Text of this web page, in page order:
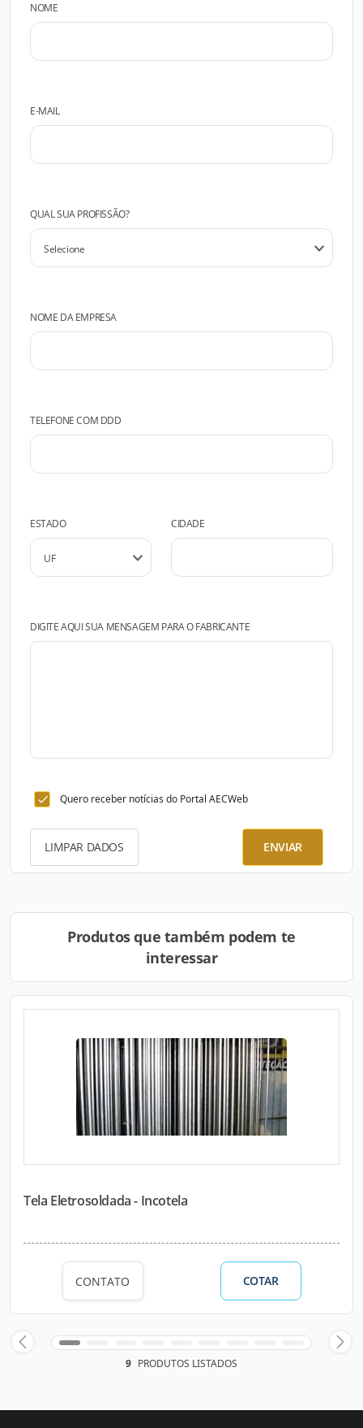
NOME
E-MAIL
QUAL SUA PROFISSÃO?
NOME DA EMPRESA
TELEFONE COM DDD
ESTADO CIDADE
DIGITE AQUI SUA MENSAGEM PARA O FABRICANTE
Quero receber notícias do Portal AECWeb
LIMPAR DADOS ENVIAR
Produtos que também podem te
interessar
Tela Eletrosoldada - Incotela
CONTATO COTAR
9 PRODUTOS LISTADOS